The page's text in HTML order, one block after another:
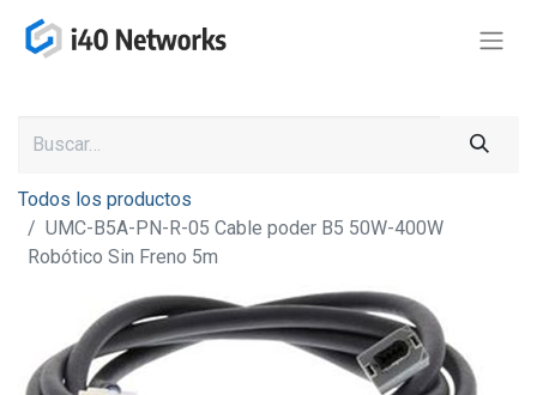
Todos los productos
UMC-B5A-PN-R-05 Cable poder B5 50W-400W
Robótico Sin Freno 5m